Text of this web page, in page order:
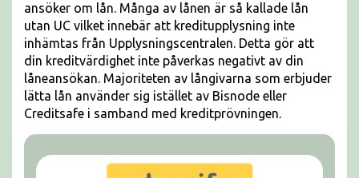
ansöker om lån. Många av lånen är så kallade lån
utan UC vilket innebär att kreditupplysning inte
inhämtas från Upplysningscentralen. Detta gör att
din kreditvärdighet inte påverkas negativt av din
låneansökan. Majoriteten av långivarna som erbjuder
lätta lån använder sig istället av Bisnode eller
Creditsafe i samband med kreditprövningen.